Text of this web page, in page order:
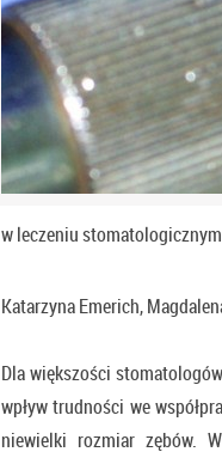
w leczeniu
Katarzyna Emerich,
Dla większości
wpływ trudności we
niewielki rozmiar zębów.